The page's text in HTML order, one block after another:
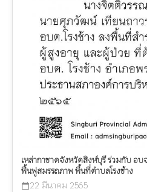
เหล่ากาชาดจังหวัดสิงห์บุรี ร่วมกับ อ
ฟื้นฟูสมรรถภาพ พื้นที่ตำบลโรงช้าง
calendar_today 22 มีนาคม 2565